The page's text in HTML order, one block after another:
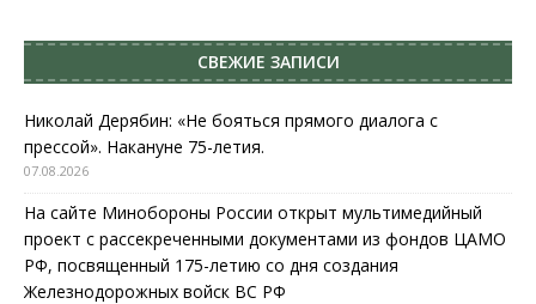
СВЕЖИЕ ЗАПИСИ
Николай Дерябин: «Не бояться прямого диалога с
прессой». Накануне 75-летия.
07.08.2026
На сайте Минобороны России открыт мультимедийный
проект с рассекреченными документами из фондов ЦАМО
РФ, посвященный 175-летию со дня создания
Железнодорожных войск ВС РФ